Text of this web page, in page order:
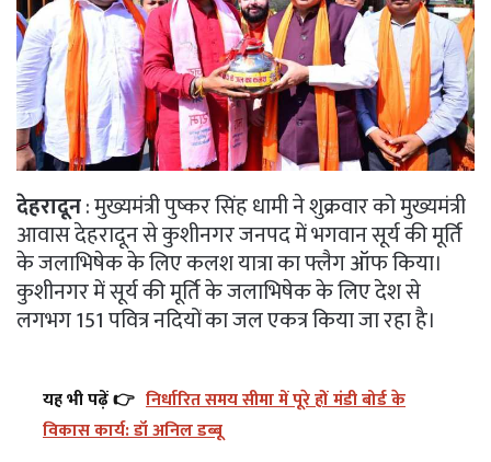
देहरादून: मुख्यमंत्री पुष्कर सिंह धामी ने शुक्रवार को मुख्यमंत्री
आवास देहरादून से कुशीनगर जनपद में भगवान सूर्य की मूर्ति
के जलाभिषेक के लिए कलश यात्रा का फ्लैग ऑफ किया।
कुशीनगर में सूर्य की मूर्ति के जलाभिषेक के लिए देश से
लगभग 151 पवित्र नदियों का जल एकत्र किया जा रहा है।
यह भी पढ़ें 👉 निर्धारित समय सीमा में पूरे हों मंडी बोर्ड के
विकास कार्य: डॉ अनिल डब्बू